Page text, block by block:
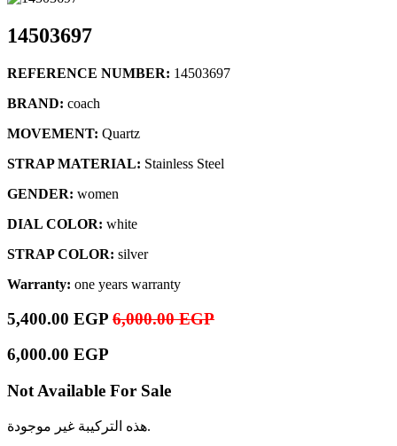
14503697
REFERENCE NUMBER: 14503697
BRAND: coach
MOVEMENT: Quartz
STRAP MATERIAL: Stainless Steel
GENDER: women
DIAL COLOR: white
STRAP COLOR: silver
Warranty: one years warranty
5,400.00 EGP 6,000.00EGP
6,000.00 EGP
Not Available For Sale
هذه التركيبة غير موجودة.